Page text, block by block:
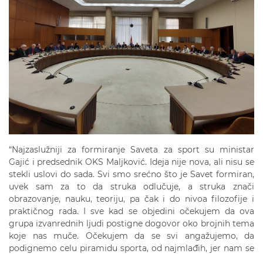
“Najzaslužniji za formiranje Saveta za sport su ministar
Gajić i predsednik OKS Maljković. Ideja nije nova, ali nisu se
stekli uslovi do sada. Svi smo srećno što je Savet formiran,
uvek sam za to da struka odlučuje, a struka znači
obrazovanje, nauku, teoriju, pa čak i do nivoa filozofije i
praktičnog rada. I sve kad se objedini očekujem da ova
grupa izvanrednih ljudi postigne dogovor oko brojnih tema
koje nas muče. Očekujem da se svi angažujemo, da
podignemo celu piramidu sporta, od najmlađih, jer nam se